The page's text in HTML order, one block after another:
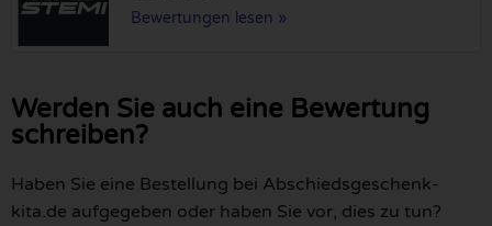
Bewertungen lesen »
Werden Sie auch eine Bewertung
schreiben?
Haben Sie eine Bestellung bei Abschiedsgeschenk-
kita.de aufgegeben oder haben Sie vor, dies zu tun?